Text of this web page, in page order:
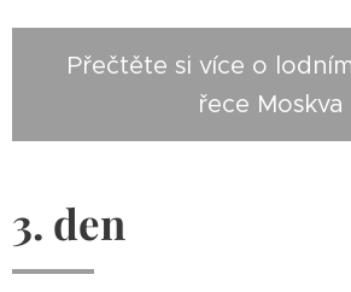
Přečtěte si více o
řece Moskva
3. den